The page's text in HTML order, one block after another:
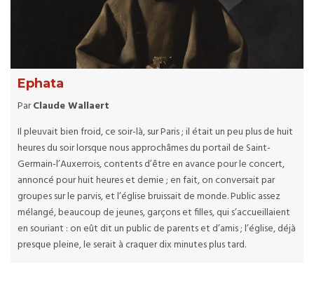
Ephata
ParClaude Wallaert
Il pleuvait bien froid, ce soir-là, sur Paris ; il était un peu plus de huit
heures du soir lorsque nous approchâmes du portail de Saint-
Germain-l’Auxerrois, contents d’être en avance pour le concert,
annoncé pour huit heures et demie ; en fait, on conversait par
groupes sur le parvis, et l’église bruissait de monde. Public assez
mélangé, beaucoup de jeunes, garçons et filles, qui s’accueillaient
en souriant : on eût dit un public de parents et d’amis ; l’église, déjà
presque pleine, le serait à craquer dix minutes plus tard.